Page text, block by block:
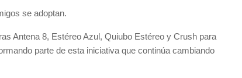
se adoptan.
Antena 8, Estéreo Azul, Quiubo Estéreo y Crush para
parte de esta iniciativa que continúa cambiando